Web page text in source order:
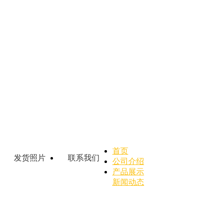
发货照片 联系我们
首页
公司介绍
产品展示
新闻动态